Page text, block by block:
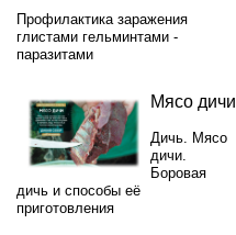
Профилактика заражения
глистами гельминтами -
паразитами
Мясо дичи
Дичь. Мясо
дичи.
Боровая
дичь и способы её
приготовления